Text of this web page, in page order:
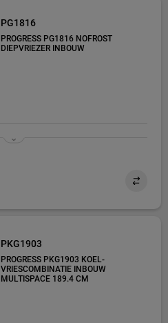
PG1816
PROGRESS PG1816 NOFROST
DIEPVRIEZER INBOUW
PKG1903
PROGRESS PKG1903 KOEL-
VRIESCOMBINATIE INBOUW
MULTISPACE 189.4 CM